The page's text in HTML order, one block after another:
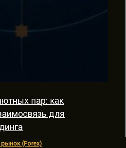
пар: как
для
(Forex)